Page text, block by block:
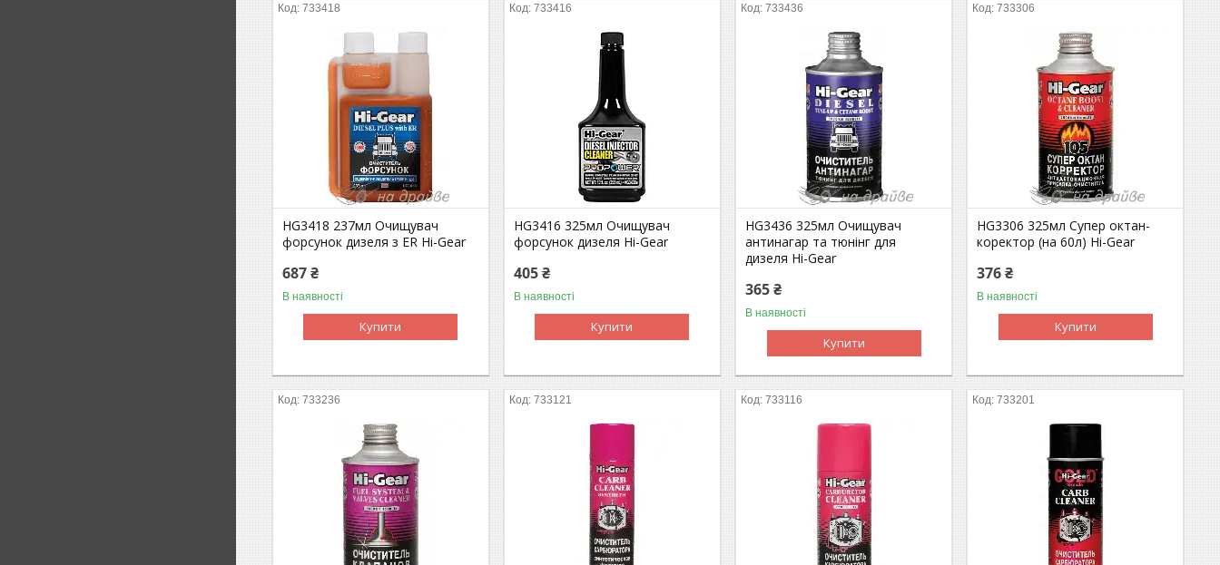
733418
HG3418 237мл Очищувач
форсунок дизеля з ER Hi-Gear
687 ₴
В наявності
Купити
733416
HG3416 325мл Очищувач
форсунок дизеля Hi-Gear
405 ₴
В наявності
Купити
733436
HG3436 325мл Очищувач
антинагар та тюнінг для
дизеля Hi-Gear
365 ₴
В наявності
Купити
733306
HG3306 325мл Супер октан-
коректор (на 60л) Hi-Gear
376 ₴
В наявності
Купити
733236 733121 733116 733201